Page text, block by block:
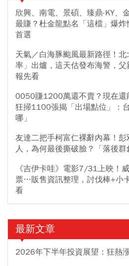
欣興、南電、景碩、臻鼎-KY、
最賺？杜金龍點名「這檔」爆
首選
天氣／白海豚颱風最新路徑！
率」出爐，這天估發布海警，
報先看
0050賺1200萬還不賣？現在還
狂掃1100張揭「出場點位」：
哪」
友達二把手柯富仁裸辭內幕！
人，為何最後撕破臉？「落後群
《吉伊卡哇》電影7/31上映！
票…販售資訊整理，討伐棒+小
看
最新文章
2026年下半年投資展望：狂熱